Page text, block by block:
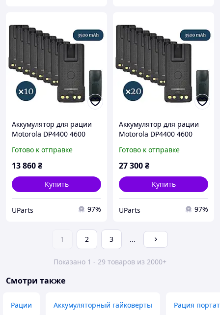
Аккумулятор для рации
Motorola DP4400 4600
10 шт.
Готово к отправке
13 860₴
Купить
UParts 97%
Аккумулятор для рации
Motorola DP4400 4600
20 шт.
Готово к отправке
27 300₴
Купить
UParts 97%
1 2 3 ...
Показано 1 - 29 товаров из 2000+
Смотри также
Рации Аккумуляторный гайковерты Рация